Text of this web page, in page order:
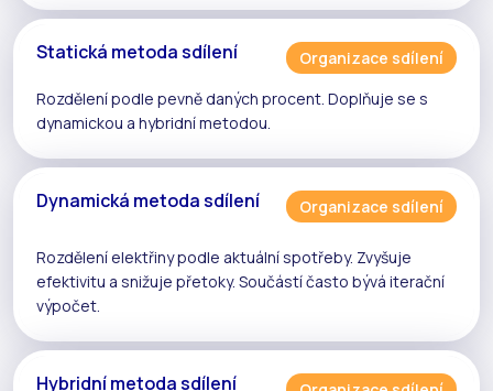
Statická metoda sdílení
Organizace sdílení
Rozdělení podle pevně daných procent. Doplňuje se s
dynamickou a hybridnímetodou.
Dynamická metoda sdílení Organizace sdílení
Rozdělení elektřiny podle aktuální spotřeby. Zvyšuje
efektivitu a snižuje přetoky. Součástí často bývá iterační
výpočet.
Hybridní metoda sdílení